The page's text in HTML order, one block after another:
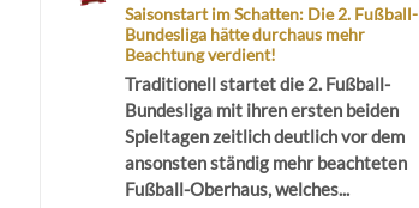
Saisonstart im Schatten: Die 2. Fußball-
Bundesliga hätte durchaus mehr
Beachtung verdient!
Traditionell startet die 2. Fußball-
Bundesliga mit ihren ersten beiden
Spieltagen zeitlich deutlich vor dem
ansonsten ständig mehr beachteten
Fußball-Oberhaus, welches...